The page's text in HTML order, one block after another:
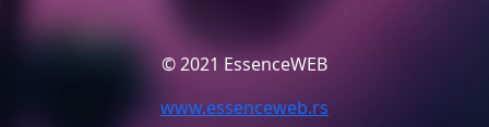
© 2021 EssenceWEB
www.essenceweb.rs